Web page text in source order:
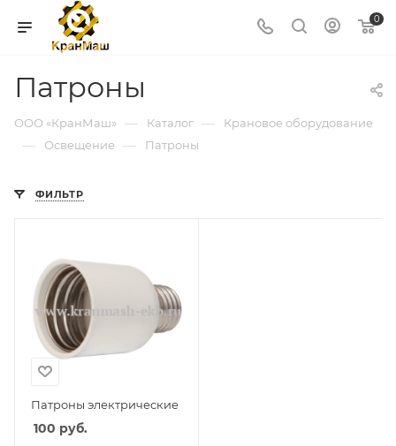
0
Патроны
ООО «КранМаш» — Каталог — Крановое оборудование
— Освещение — Патроны
ФИЛЬТР
Патроны электрические
100 руб.